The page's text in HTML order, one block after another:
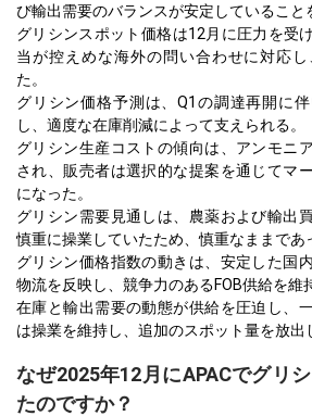
び輸出需要のバランスが安定していること
グリシンスポット価格は12月に圧力を受
当が控えめな海外の問い合わせに対応
た。
グリシン価格予測は、Q1の調達再開に
し、適度な在庫削減によって支えられる。
グリシン生産コストの傾向は、アンモニ
され、販売者は選択的な提案を通じてマ
になった。
グリシン需要見通しは、農薬および輸出
慎重に操業していたため、慎重なままであ
グリシン価格指数の動きは、安定した国
物流を反映し、競争力のあるFOB供給を維
在庫と輸出需要の動態が供給を圧迫し、
は操業を維持し、追加のスポット量を放出
なぜ2025年12月にAPACでグリ
たのですか？